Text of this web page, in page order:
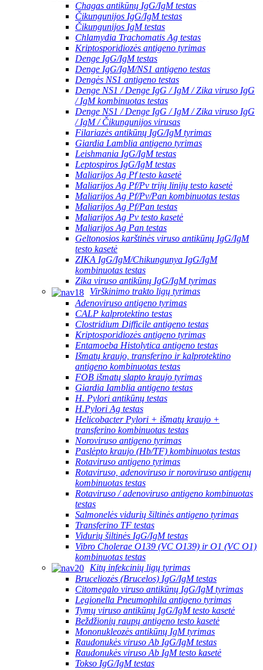
Chagas antikūnų IgG/IgM testas
Čikungunijos IgG/IgM testas
Čikungunijos IgM testas
Chlamydia Trachomatis Ag testas
Kriptosporidiozės antigeno tyrimas
Denge IgG/IgM testas
Denge IgG/IgM/NS1 antigeno testas
Dengės NS1 antigeno testas
Denge NS1 / Denge IgG / IgM / Zika viruso IgG
/ IgM kombinuotas testas
Denge NS1 / Denge IgG / IgM / Zika viruso IgG
/ IgM / Čikungunijos virusas
Filariazės antikūnų IgG/IgM tyrimas
Giardia Lamblia antigeno tyrimas
Leishmania IgG/IgM testas
Leptospiros IgG/IgM testas
Maliarijos Ag Pf testo kasetė
Maliarijos Ag Pf/Pv trijų linijų testo kasetė
Maliarijos Ag Pf/Pv/Pan kombinuotas testas
Maliarijos Ag Pf/Pan testas
Maliarijos Ag Pv testo kasetė
Maliarijos Ag Pan testas
Geltonosios karštinės viruso antikūnų IgG/IgM
testo kasetė
ZIKA IgG/IgM/Chikungunya IgG/IgM
kombinuotas testas
Zika viruso antikūnų IgG/IgM tyrimas
Virškinimo trakto ligų tyrimas
Adenoviruso antigeno tyrimas
CALP kalprotektino testas
Clostridium Difficile antigeno testas
Kriptosporidiozės antigeno tyrimas
Entamoeba Histolytica antigeno testas
Išmatų kraujo, transferino ir kalprotektino
antigeno kombinuotas testas
FOB išmatų slapto kraujo tyrimas
Giardia Iamblia antigeno testas
H. Pylori antikūnų testas
H.Pylori Ag testas
Helicobacter Pylori + išmatų kraujo +
transferino kombinuotas testas
Noroviruso antigeno tyrimas
Paslėpto kraujo (Hb/TF) kombinuotas testas
Rotaviruso antigeno tyrimas
Rotaviruso, adenoviruso ir noroviruso antigenų
kombinuotas testas
Rotaviruso / adenoviruso antigeno kombinuotas
testas
Salmonelės vidurių šiltinės antigeno tyrimas
Transferino TF testas
Vidurių šiltinės IgG/IgM testas
Vibro Cholerae O139 (VC O139) ir O1 (VC O1)
kombinuotas testas
Kitų infekcinių ligų tyrimas
Bruceliozės (Brucelos) IgG/IgM testas
Citomegalo viruso antikūnų IgG/IgM tyrimas
Legionella Pneumophila antigeno tyrimas
Tymų viruso antikūnų IgG/IgM testo kasetė
Beždžionių raupų antigeno testo kasetė
Mononukleozės antikūnų IgM tyrimas
Raudonukės viruso Ab IgG/IgM testas
Raudonukės viruso Ab IgM testo kasetė
Tokso IgG/IgM testas